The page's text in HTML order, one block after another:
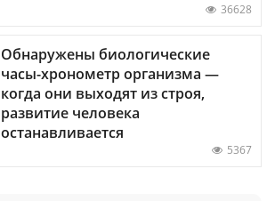
36628
Обнаружены биологические
часы-хронометр организма —
когда они выходят из строя,
развитие человека
останавливается
5367